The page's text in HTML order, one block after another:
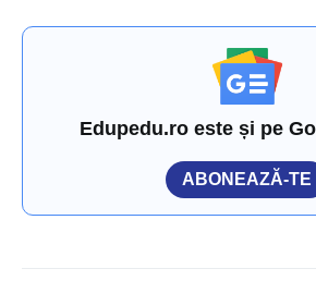
Edupedu.ro este și pe
ABONEAZĂ-TE